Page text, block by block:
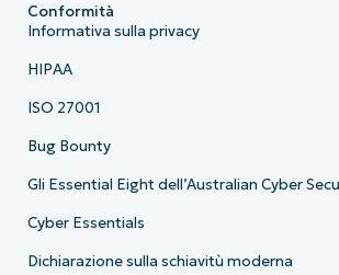
Conformità
Informativa sulla privacy
HIPAA
ISO 27001
Bug Bounty
Gli Essential Eight dell’Australian Cyber
Cyber Essentials
Dichiarazione sulla schiavitù moderna